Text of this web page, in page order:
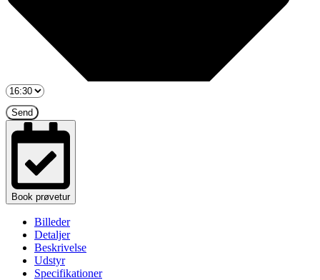
Send
Book prøvetur
Billeder
Detaljer
Beskrivelse
Udstyr
Specifikationer